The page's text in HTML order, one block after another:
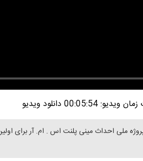
ویدیو: 00:05:54 دانلود ویدیو
ملی احداث مینی پلنت اس . ام. آر برای